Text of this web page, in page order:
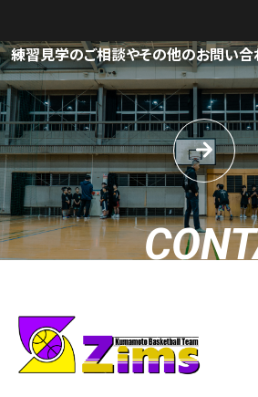
練習見学のご相談やその他のお問い合